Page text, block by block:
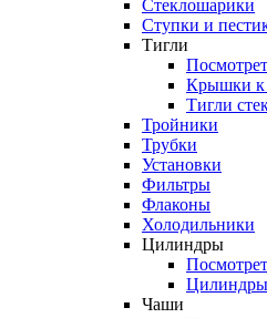
Стеклошарики
Ступки и
Тигли
Крышки к
Тигли
Тройники
Трубки
Установки
Фильтры
Флаконы
Холодильники
Цилиндры
Цилиндры
Чаши